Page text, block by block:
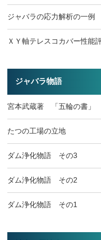
ジャバラの応力解析の一例
ＸＹ軸テレスコカバー性能
ジャバラ物語
宮本武蔵著 「五輪の書」
たつの工場の立地
ダム浄化物語 その3
ダム浄化物語 その2
ダム浄化物語 その1